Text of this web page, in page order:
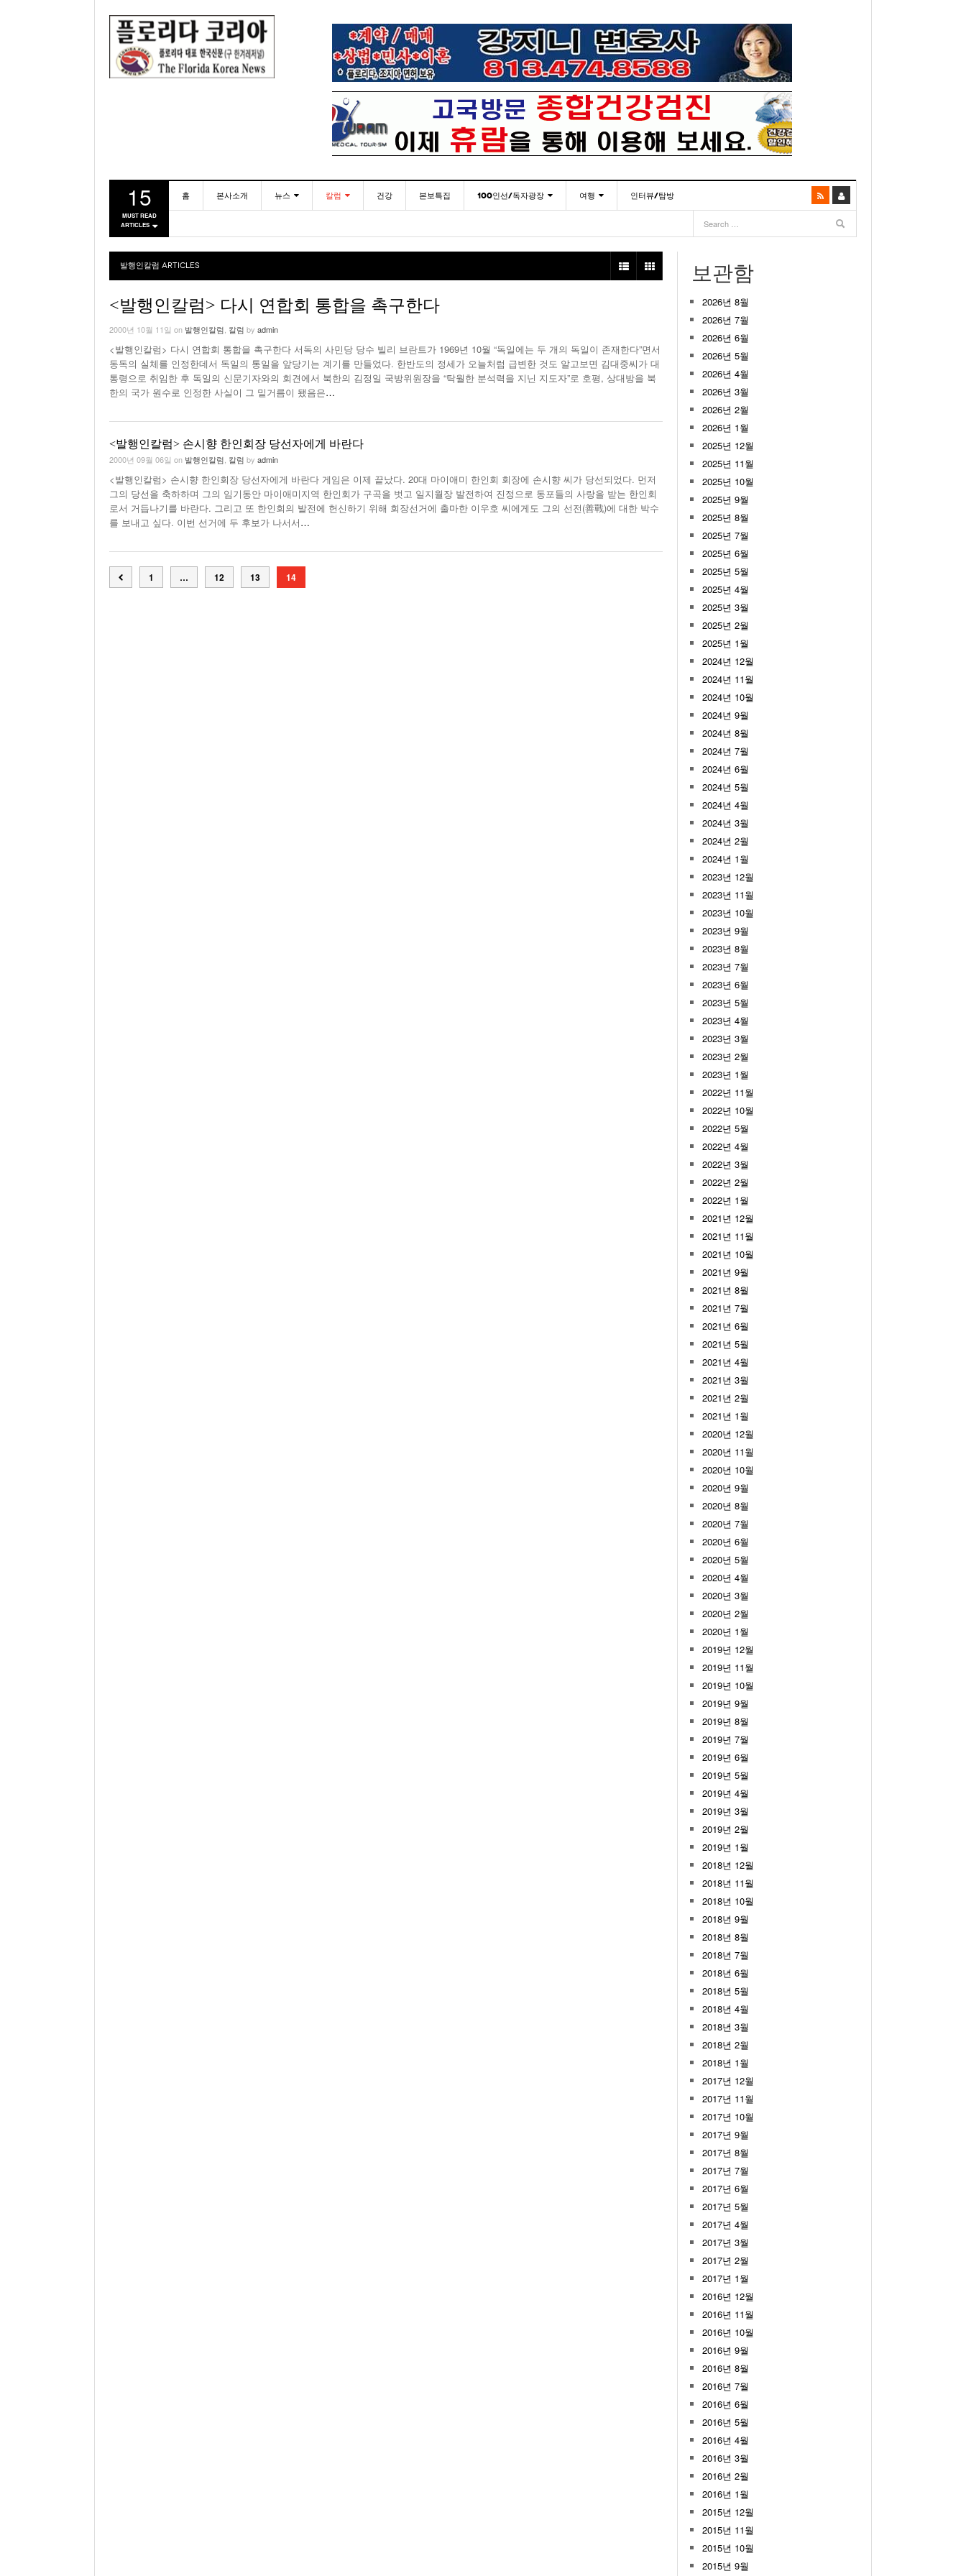
15
MUST READ
ARTICLES
홈 본사소개 뉴스
<기고> 매년 8월 4일이 되면 잊을 수 없는 국내외
3사람!!
공항에서 무더기 체포되고 있다
- 2026년 08월 06
일
칼럼
김원동칼럼
<발행인 편지>플로리다코리아 “연합회 모든 기사 취재거
복된 성탄절과 희망찬 새해 맞이하세요!
2015년 03월 11일
<발행인칼럼> 한인사회 화합 원한다면 ‘한인회관’ 포기해
View All
건강 본보특집 100인선/독자광장
- 2003년 12월 10일
미주 이민 100주년 기념, 플로리다 백인선을 내며
“플로리다 한인 백인선” 출판기념회 인사말
View All
여행
- 2025년 07월 02일
주유 한 번으로 가 볼만한 여행지!<98회>
주유 한 번으로 가 볼만한 여행지!<96회>
인터뷰/탐방
발행인칼럼 ARTICLES
<발행인칼럼> 다시 연합회 통합을 촉구한다
2000년 10월 11일 on 발행인칼럼 칼럼 by admin
<발행인칼럼> 다시 연합회 통합을 촉구한다 서독의 사민당 당수 빌리 브란트가 1969년 10월 “독일에는 두 개의 독일이 존재한다”면서
동독의 실체를 인정한데서 독일의 통일을 앞당기는 계기를 만들었다. 한반도의 정세가 오늘처럼 급변한 것도 알고보면 김대중씨가 대
통령으로 취임한 후 독일의 신문기자와의 회견에서 북한의 김정일 국방위원장을 “탁월한 분석력을 지닌 지도자”로 호평, 상대방을 북
한의 국가 원수로 인정한 사실이 그 밑거름이 됐음은…
<발행인칼럼> 손시향 한인회장 당선자에게 바란다
2000년 09월 06일 on 발행인칼럼 칼럼 by admin
<발행인칼럼> 손시향 한인회장 당선자에게 바란다 게임은 이제 끝났다. 20대 마이애미 한인회 회장에 손시향 씨가 당선되었다. 먼저
그의 당선을 축하하며 그의 임기동안 마이애미지역 한인회가 구곡을 벗고 일지월장 발전하여 진정으로 동포들의 사랑을 받는 한인회
로서 거듭나기를 바란다. 그리고 또 한인회의 발전에 헌신하기 위해 회장선거에 출마한 이우호 씨에게도 그의 선전(善戰)에 대한 박수
를 보내고 싶다. 이번 선거에 두 후보가 나서서…
1 … 12 13 14
보관함
2026년 8월
2026년 7월
2026년 6월
2026년 5월
2026년 4월
2026년 3월
2026년 2월
2026년 1월
2025년 12월
2025년 11월
2025년 10월
2025년 9월
2025년 8월
2025년 7월
2025년 6월
2025년 5월
2025년 4월
2025년 3월
2025년 2월
2025년 1월
2024년 12월
2024년 11월
2024년 10월
2024년 9월
2024년 8월
2024년 7월
2024년 6월
2024년 5월
2024년 4월
2024년 3월
2024년 2월
2024년 1월
2023년 12월
2023년 11월
2023년 10월
2023년 9월
2023년 8월
2023년 7월
2023년 6월
2023년 5월
2023년 4월
2023년 3월
2023년 2월
2023년 1월
2022년 11월
2022년 10월
2022년 5월
2022년 4월
2022년 3월
2022년 2월
2022년 1월
2021년 12월
2021년 11월
2021년 10월
2021년 9월
2021년 8월
2021년 7월
2021년 6월
2021년 5월
2021년 4월
2021년 3월
2021년 2월
2021년 1월
2020년 12월
2020년 11월
2020년 10월
2020년 9월
2020년 8월
2020년 7월
2020년 6월
2020년 5월
2020년 4월
2020년 3월
2020년 2월
2020년 1월
2019년 12월
2019년 11월
2019년 10월
2019년 9월
2019년 8월
2019년 7월
2019년 6월
2019년 5월
2019년 4월
2019년 3월
2019년 2월
2019년 1월
2018년 12월
2018년 11월
2018년 10월
2018년 9월
2018년 8월
2018년 7월
2018년 6월
2018년 5월
2018년 4월
2018년 3월
2018년 2월
2018년 1월
2017년 12월
2017년 11월
2017년 10월
2017년 9월
2017년 8월
2017년 7월
2017년 6월
2017년 5월
2017년 4월
2017년 3월
2017년 2월
2017년 1월
2016년 12월
2016년 11월
2016년 10월
2016년 9월
2016년 8월
2016년 7월
2016년 6월
2016년 5월
2016년 4월
2016년 3월
2016년 2월
2016년 1월
2015년 12월
2015년 11월
2015년 10월
2015년 9월